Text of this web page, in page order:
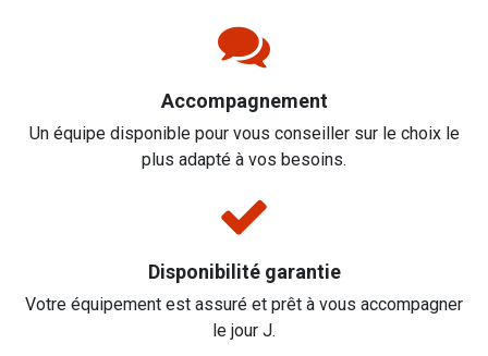
Accompagnement
Un équipe disponible pour vous conseiller sur le choix le
plus adapté à vos besoins.
Disponibilité garantie
Votre équipement est assuré et prêt à vous accompagner
le jour J.